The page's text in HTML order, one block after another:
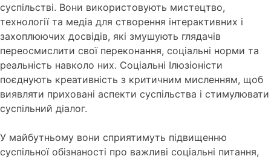
суспільстві. Вони використовують мистецтво,
технології та медіа для створення інтерактивних і
захоплюючих досвідів, які змушують глядачів
переосмислити свої переконання, соціальні норми та
реальність навколо них. Соціальні Ілюзіоністи
поєднують креативність з критичним мисленням, щоб
виявляти приховані аспекти суспільства і стимулювати
суспільний діалог.
У майбутньому вони сприятимуть підвищенню
суспільної обізнаності про важливі соціальні питання,